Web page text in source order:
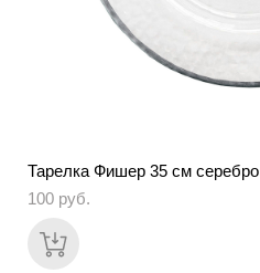
Тарелка Фишер 35 см серебро
100 pуб.